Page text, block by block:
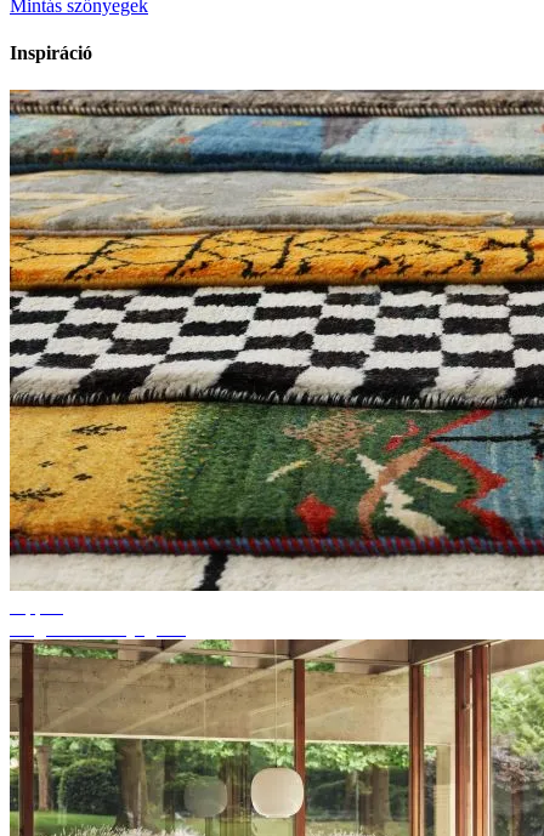
Mintás szőnyegek
Inspiráció